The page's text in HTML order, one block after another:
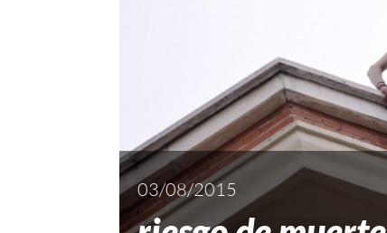
03/08/2015